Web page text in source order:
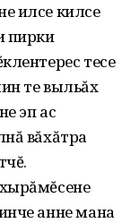
илсе килсе
пирки
тесе
те выльăх
эп ас
вăхăтра
анне мана